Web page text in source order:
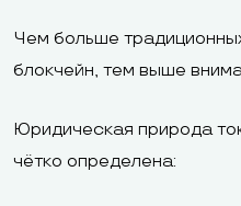
Чем больше
блокчейн, тем выше
Юридическая природа
чётко определена: